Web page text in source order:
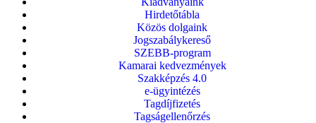
Hirdetőtábla
Közös dolgaink
Jogszabálykereső
SZEBB-program
Kamarai kedvezmények
Szakképzés 4.0
e-ügyintézés
Tagdíjfizetés
Tagságellenőrzés